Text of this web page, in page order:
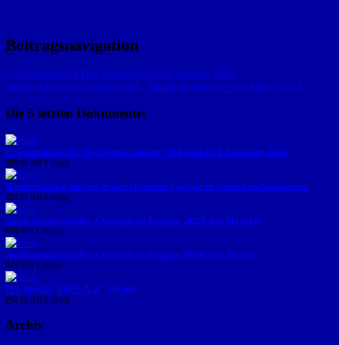
Beitragsnavigation
« Ausschreibung DM Jugend/Junioren Sommer 2023
Special Olympics Deutschland – Qualitätsoffensive Stocksport 2023 »
Die 5 letzten Dokumente:
Ergebnisliste DESV-Talentsichtung U16 und U19 Sommer 2026
290.98 KB 1 file(s)
Kinderstockschießen in der Hanebergstraße in München/Neuhausen
253.27 KB 1 file(s)
Austragungsmodus Champions League 2026 der Herren
0.00 KB 1 file(s)
Austragungsmodus Champions League 2026 der Damen
0.00 KB 1 file(s)
IFI-SpGLi_2025-A-Z_2.0.pdf
292.22 KB 1 file(s)
Archiv